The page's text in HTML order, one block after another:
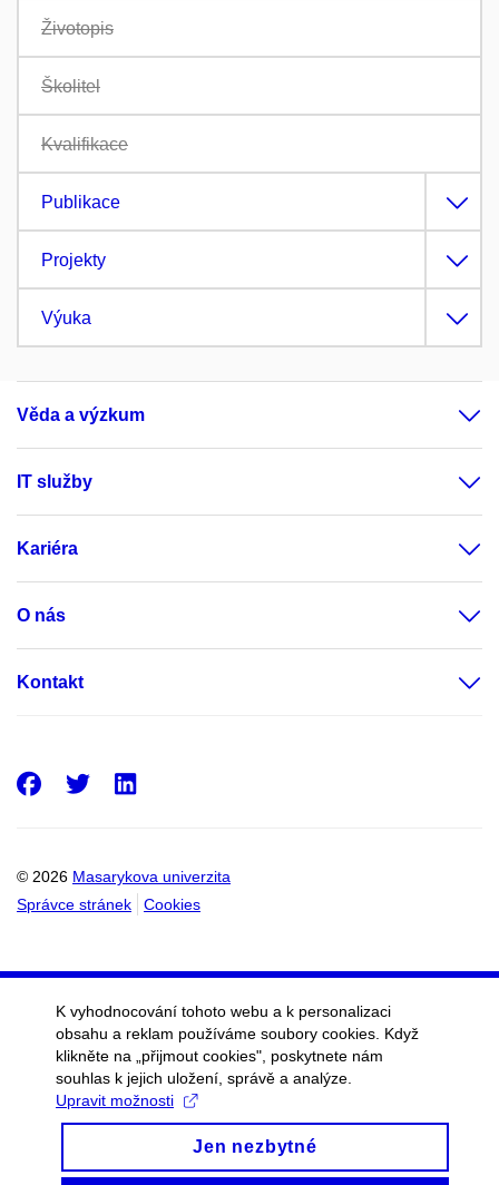
Životopis
Školitel
Kvalifikace
Publikace
Projekty
Výuka
Věda a výzkum
IT služby
Kariéra
O nás
Kontakt
© 2026 Masarykova univerzita
Správce stránek
Cookies
Facebook
Twitter
K vyhodnocování tohoto webu a k personalizaci
obsahu a reklam používáme soubory cookies. Když
klikněte na „přijmout cookies", poskytnete nám
souhlas k jejich uložení, správě a analýze.
Upravit možnosti
Jen nezbytné